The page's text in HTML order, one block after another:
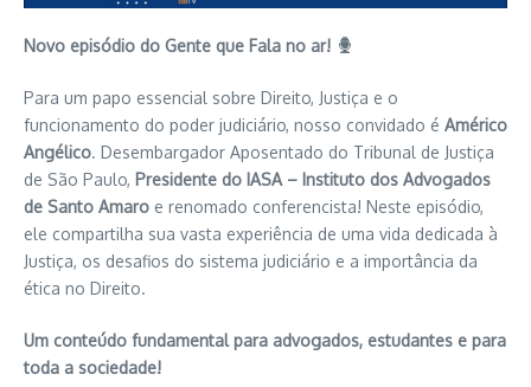
Novo episódio do Gente que Fala no ar!
Para um papo essencial sobre Direito, Justiça e o
funcionamento do poder judiciário, nosso convidado é Américo
Angélico. Desembargador Aposentado do Tribunal de Justiça
de São Paulo, Presidente do IASA – Instituto dos Advogados
de Santo Amaro e renomado conferencista! Neste episódio,
ele compartilha sua vasta experiência de uma vida dedicada à
Justiça, os desafios do sistema judiciário e a importância da
ética no Direito.
Um conteúdo fundamental para advogados, estudantes e para
toda a sociedade!